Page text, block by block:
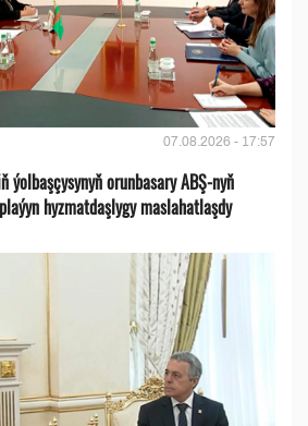
07.08.2026 - 17:57
ýolbaşçysynyň orunbasary ABŞ-nyň
hyzmatdaşlygy maslahatlaşdy